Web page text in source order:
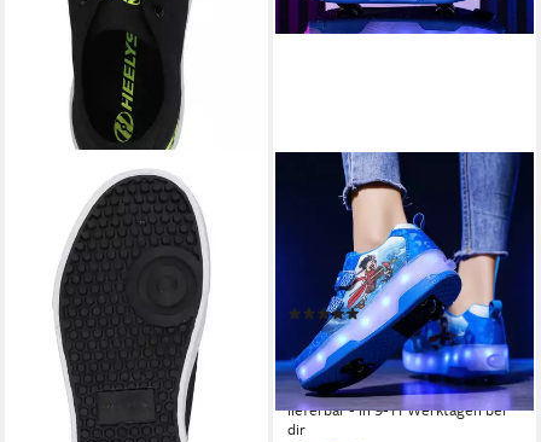
Rollschuhe HEELYS CLASSIC
Schuh black/green
59,90 € UVP 74,90 €
-20%
lieferbar - in 3-4 Werktagen bei dir
HUSK'SWARE
Rollschuhe, (Vielseitige
Anpassungsmöglichkeiten,
strapazierfähig und langlebig,
Komfortabel und
atmungsaktiv, Coole LED-
Beleuchtung), Rutschfeste
und strapazierfähige Sohle
(3)
53,99 € 70,99 €
(53,99 €/ 1 Paar)
-24%
lieferbar - in 9-11 Werktagen bei
dir